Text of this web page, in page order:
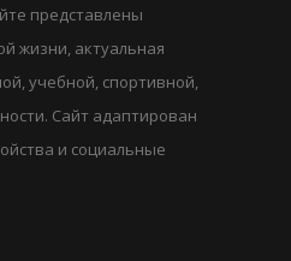
представлены
жизни, актуальная
учебной, спортивной,
Сайт адаптирован
и социальные